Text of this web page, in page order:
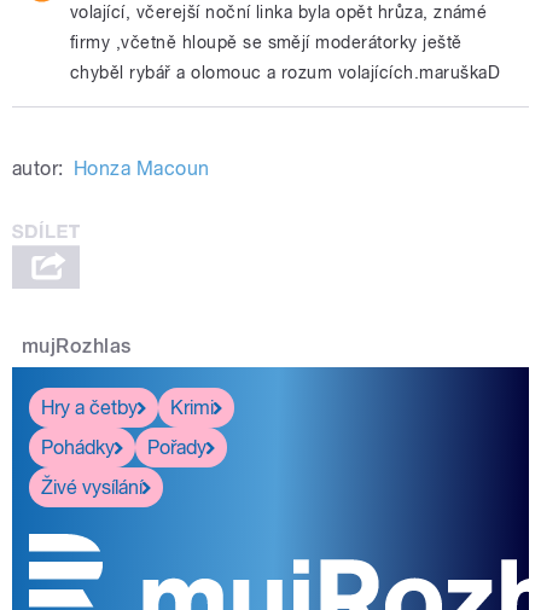
volající, včerejší noční linka byla opět hrůza, známé
firmy ,včetně hloupě se smějí moderátorky ještě
chyběl rybář a olomouc a rozum volajících.maruškaD
autor: Honza Macoun
mujRozhlas
Hry a četby
Krimi
Pohádky
Pořady
Živé vysílání